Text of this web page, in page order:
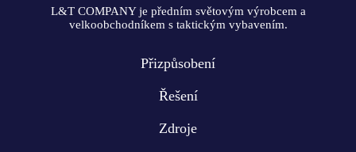
L&T COMPANY je předním světovým výrobcem a
velkoobchodníkem s taktickým vybavením.
Přizpůsobení
Řešení
Zdroje